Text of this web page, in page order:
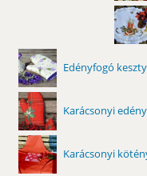
Edényfogó
Karácsonyi
Karácsonyi